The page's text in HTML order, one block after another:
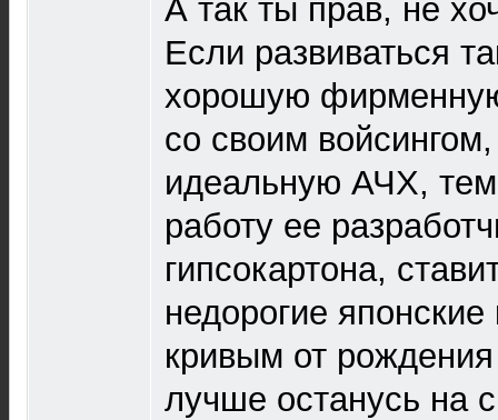
А так ты прав, не
Если развиваться
хорошую
со своим
идеальную АЧХ,
работу ее
гипсокартона,
недорогие
кривым от
лучше останусь на